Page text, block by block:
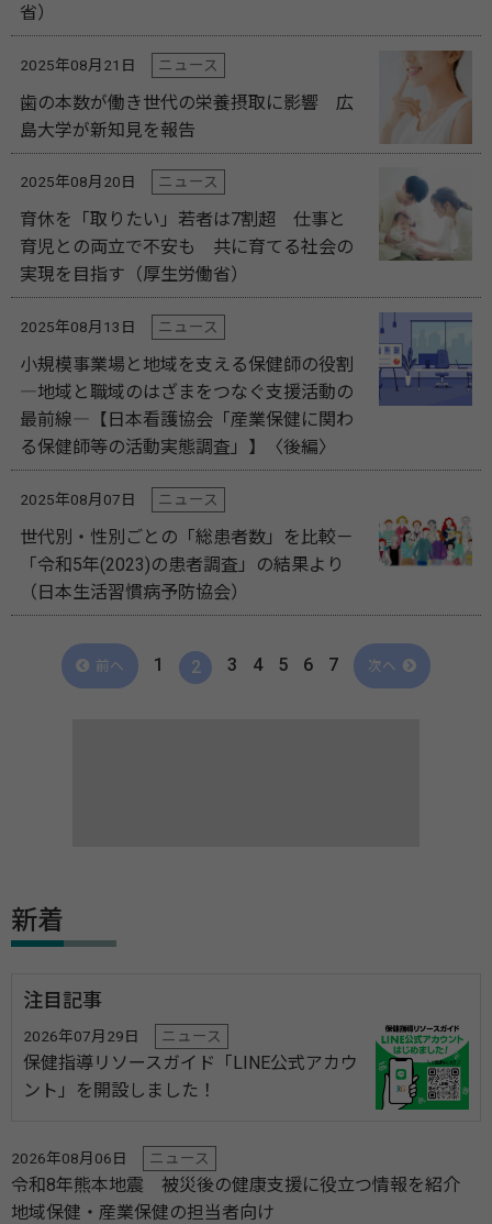
省）
2025年08月21日 ニュース
歯の本数が働き世代の栄養摂取に影響 広
島大学が新知見を報告
2025年08月20日 ニュース
育休を「取りたい」若者は7割超 仕事と
育児との両立で不安も 共に育てる社会の
実現を目指す（厚生労働省）
2025年08月13日 ニュース
小規模事業場と地域を支える保健師の役割
―地域と職域のはざまをつなぐ支援活動の
最前線―【日本看護協会「産業保健に関わ
る保健師等の活動実態調査」】〈後編〉
2025年08月07日 ニュース
世代別・性別ごとの「総患者数」を比較－
「令和5年(2023)の患者調査」の結果より
（日本生活習慣病予防協会）
前へ 1 2 3 4 5 6 7 次へ
新着
注目記事
2026年07月29日 ニュース
保健指導リソースガイド「LINE公式アカウ
ント」を開設しました！
2026年08月06日 ニュース
令和8年熊本地震 被災後の健康支援に役立つ情報を紹介
地域保健・産業保健の担当者向け